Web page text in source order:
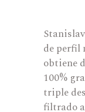
de perfil
obtiene
100%
triple
filtrado